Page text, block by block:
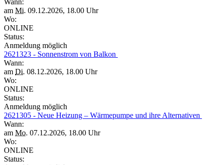
Wann:
am Mi. 09.12.2026, 18.00 Uhr
Wo:
ONLINE
Status:
Anmeldung möglich
2621323 - Sonnenstrom von Balkon
Wann:
am Di. 08.12.2026, 18.00 Uhr
Wo:
ONLINE
Status:
Anmeldung möglich
2621305 - Neue Heizung – Wärmepumpe und ihre Alternativen
Wann:
am Mo. 07.12.2026, 18.00 Uhr
Wo:
ONLINE
Status: